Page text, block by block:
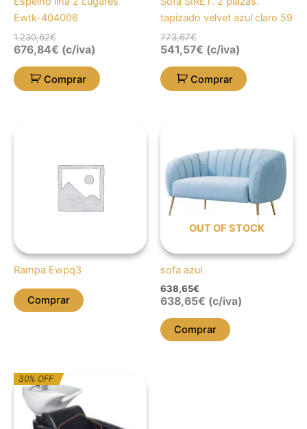
Ewtk-404006
1.230,62€
676,84€ (c/iva)
Comprar
tapizado velvet azul claro 59
773,67€
541,57€ (c/iva)
Comprar
Rampa Ewpq3
Comprar
OUT OF STOCK
sofa azul
638,65€
638,65€ (c/iva)
Comprar
30% OFF O
preço
original
era:
1.086,09€.
O
preço
atual
é:
760,26€.